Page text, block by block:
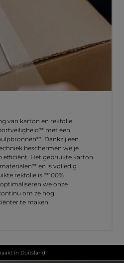
van karton en rekfolie
met een
Dankzij een
beschermen we je
efficiënt. Het gebruikte karton
en is volledig
rekfolie is **100%
we onze
om ze nog
te maken.
in Duitsland